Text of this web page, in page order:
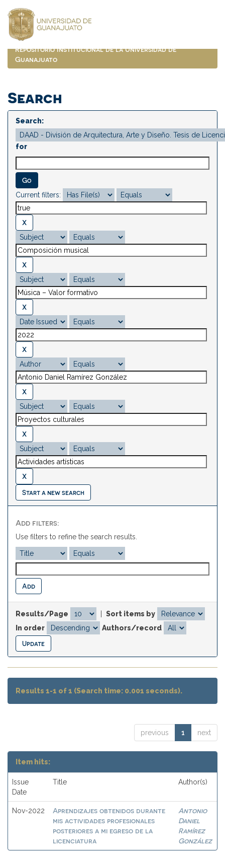
navigation
Repositorio Institucional de la Universidad de
Guanajuato
Search
Search:
for
Current filters:
Start a new search
Add filters:
Use filters to refine the search results.
Results/Page
Sort items by
In order
Authors/record
Results 1-1 of 1 (Search time: 0.001 seconds).
previous 1 next
Item hits:
Issue
Date
Title Author(s)
Nov-2022
Aprendizajes obtenidos durante
mis actividades profesionales
posteriores a mi egreso de la
licenciatura
Antonio
Daniel
Ramírez
González